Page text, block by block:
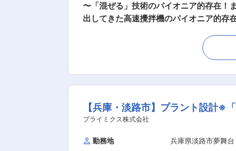
〜「混ぜる」技術のパイオニア的存在
出してきた高速攪拌機のパイオニア的存
表彰を受けている！ ◎社員食堂・寮あり、自然豊
て、医薬品、化粧品、化学製品、2次電
プラント設計に分かれております。 機械設計は、直雇用9名、派遣3
は、まずOJTを通じて業務の流れを学んでいただきます。 ■企業の特徴 医薬、化粧品、食品、化学、
くい分野となっております。 また、化粧
【兵庫・淡路市】プラント設計※
プライミクス株式会社
勤務地
兵庫県淡路市夢舞台